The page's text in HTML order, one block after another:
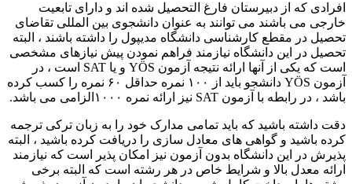
افرادی که از دبیرستان فارغ التحصیل شده اند و دارای تابعیت
خارجی می باشند می توانند به عنوان دانشجوی بین المللی تقاضای
تحصیل در مقطع کارشناسی دانشگاه مدیپول را داشته باشند ، البته
تحصیل در این دانشگاه نیازمند فراهم نمودن پیش نیازهای مشخصی
است که یکی از آنها ارائه نتیجه آزمون YÖS و یا SAT است ، در
آزمون YÖS دانشجو باید از ۱۰۰ نمره حداقل ۶۰ نمره را کسب کرده
باشد ، در رابطه با آزمون SAT نیز ارائه نمره ۱۰۰۰الزامی می باشد.
دقت داشته باشید که باید تمامی مدارک خود را به زبان ترکی ترجمه
کرده باشید و گواهی های معادل سازی را دریافت کرده باشید ، البته
پذیرش در این دانشگاه بدون آزمون نیز امکان پذیر است که نیازمند
ارائه معدل بالا و شرایط خاص در هر رشته است که البته برخی